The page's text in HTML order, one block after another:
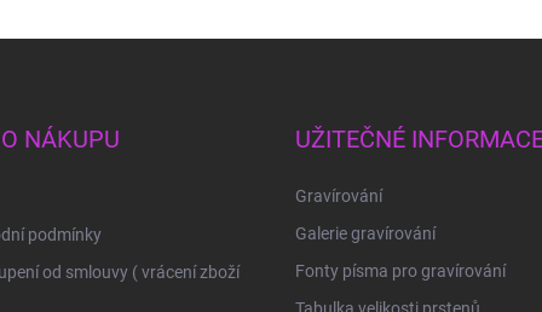
NÁKUPU
podmínky
od smlouvy ( vrácení zboží
UŽITEČNÉ
Gravírování
Galerie gravírování
Fonty písma pro gravírování